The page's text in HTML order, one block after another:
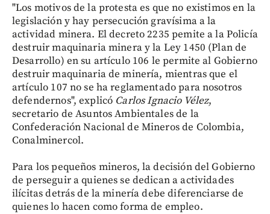
"Los motivos de la protesta es que no existimos en la
legislación y hay persecución gravísima a la
actividad minera. El decreto 2235 pemite a la Policía
destruir maquinaria minera y la Ley 1450 (Plan de
Desarrollo) en su artículo 106 le permite al Gobierno
destruir maquinaria de minería, mientras que el
artículo 107 no se ha reglamentado para nosotros
defendernos", explicó Carlos Ignacio Vélez,
secretario de Asuntos Ambientales de la
Confederación Nacional de Mineros de Colombia,
Conalminercol.
Para los pequeños mineros, la decisión del Gobierno
de perseguir a quienes se dedican a actividades
ilícitas detrás de la minería debe diferenciarse de
quienes lo hacen como forma de empleo.